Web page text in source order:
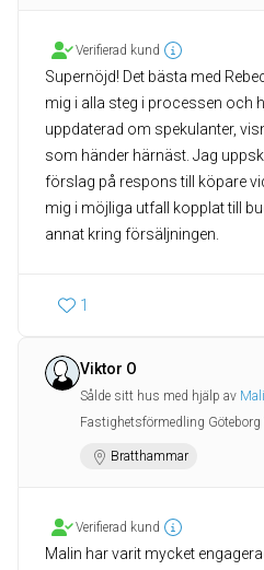
Verifierad kund
Supernöjd! Det bästa med
mig i alla steg i processen och
uppdaterad om spekulanter,
som händer härnäst. Jag
förslag på respons till köpare
mig i möjliga utfall kopplat till
annat kring försäljningen.
1
Viktor O
Sålde sitt hus med hjälp av
Fastighetsförmedling Göteborg
Bratthammar
Verifierad kund
Malin har varit mycket